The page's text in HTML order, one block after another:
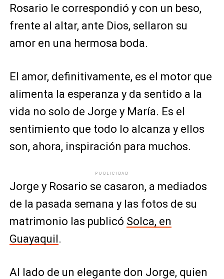
Rosario le correspondió y con un beso,
frente al altar, ante Dios, sellaron su
amor en una hermosa boda.
El amor, definitivamente, es el motor que
alimenta la esperanza y da sentido a la
vida no solo de Jorge y María. Es el
sentimiento que todo lo alcanza y ellos
son, ahora, inspiración para muchos.
PUBLICIDAD
Jorge y Rosario se casaron, a mediados
de la pasada semana y las fotos de su
matrimonio las publicó Solca, en
Guayaquil.
Al lado de un elegante don Jorge, quien